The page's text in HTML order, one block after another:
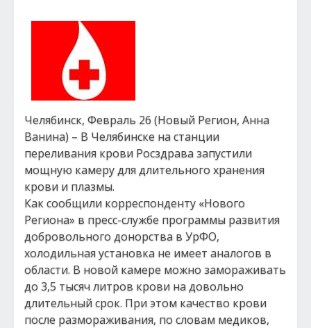
Челябинск, Февраль 26 (Новый Регион, Анна
Ванина) – В Челябинске на станции
переливания крови Росздрава запустили
мощную камеру для длительного хранения
крови и плазмы.
Как сообщили корреспонденту «Нового
Региона» в пресс-службе программы развития
добровольного донорства в УрФО,
холодильная установка не имеет аналогов в
области. В новой камере можно замораживать
до 3,5 тысяч литров крови на довольно
длительный срок. При этом качество крови
после размораживания, по словам медиков,